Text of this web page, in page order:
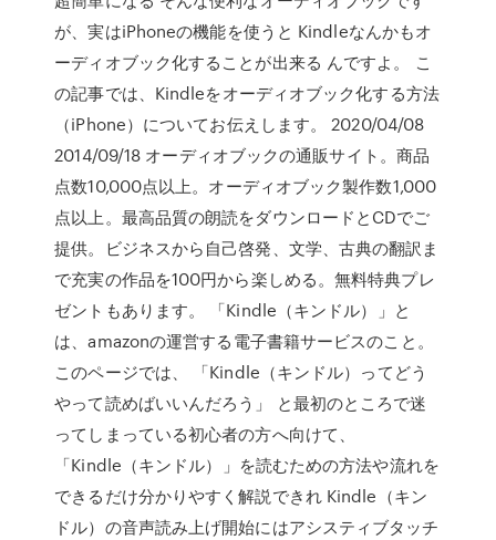
が、実はiPhoneの機能を使うと Kindleなんかもオ
ーディオブック化することが出来る んですよ。 こ
の記事では、Kindleをオーディオブック化する方法
（iPhone）についてお伝えします。 2020/04/08
2014/09/18 オーディオブックの通販サイト。商品
点数10,000点以上。オーディオブック製作数1,000
点以上。最高品質の朗読をダウンロードとCDでご
提供。ビジネスから自己啓発、文学、古典の翻訳ま
で充実の作品を100円から楽しめる。無料特典プレ
ゼントもあります。 「Kindle（キンドル）」と
は、amazonの運営する電子書籍サービスのこと。
このページでは、 「Kindle（キンドル）ってどう
やって読めばいいんだろう」 と最初のところで迷
ってしまっている初心者の方へ向けて、
「Kindle（キンドル）」を読むための方法や流れを
できるだけ分かりやすく解説できれ Kindle（キン
ドル）の音声読み上げ開始にはアシスティブタッチ